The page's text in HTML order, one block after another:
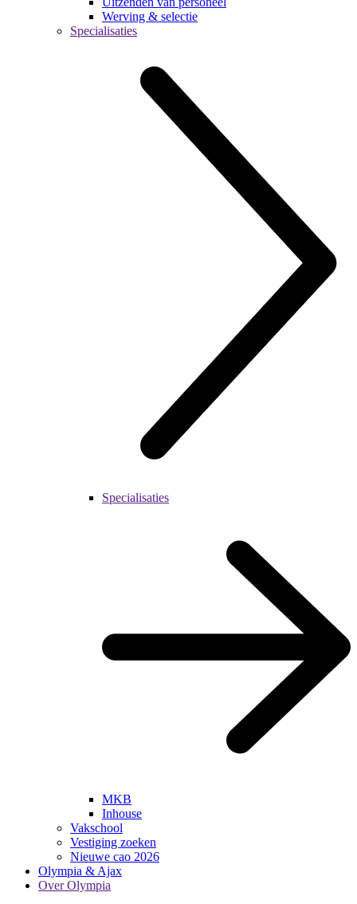
Werving & selectie
Specialisaties
Specialisaties
MKB
Inhouse
Vakschool
Vestiging zoeken
Nieuwe cao 2026
Olympia & Ajax
Over Olympia